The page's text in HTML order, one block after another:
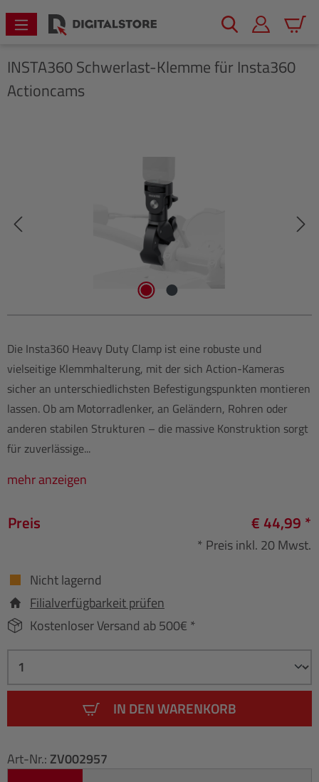
springen
INSTA360Schwerlast-Klemme für Insta360
Actioncams
Die Insta360 Heavy Duty Clamp ist eine robuste und
vielseitige Klemmhalterung, mit der sich Action-Kameras
sicher an unterschiedlichsten Befestigungspunkten montieren
lassen. Ob am Motorradlenker, an Geländern, Rohren oder
anderen stabilen Strukturen – die massive Konstruktion sorgt
für zuverlässige...
mehr anzeigen
Preis € 44,99 *
* Preis inkl. 20 Mwst.
Nicht lagernd
Filialverfügbarkeit prüfen
Kostenloser Versand ab 500€ *
IN DEN WARENKORB
Art-Nr.: ZV002957